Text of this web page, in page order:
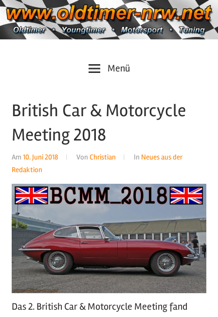
Zum
Inhalt
springen
https://oldtimer-
Motorsport
Tuning
Menü
British Car & Motorcycle
Meeting 2018
Am 10. Juni 2018 Von Christian In Neues aus der
Redaktion
Das 2. British Car & Motorcycle Meeting fand